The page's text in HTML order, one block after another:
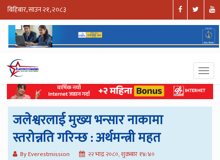
बिहिबार, साउन २१, २०८३
जलेश्वरलाई मुख्य भन्सार नाकामा
स्तरोन्नति गरिन्छ : अर्थमन्त्री महत
By Everestmission २२ भाद्र २०८०, शुक्रबार १४:४०